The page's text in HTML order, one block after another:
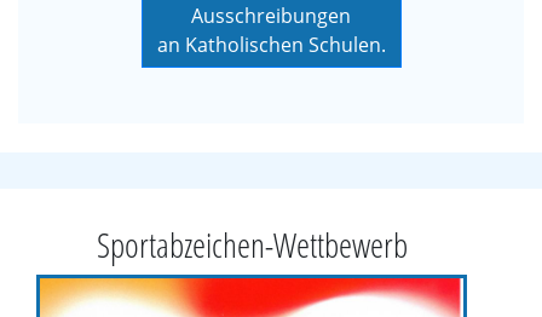
Ausschreibungen
an Katholischen Schulen.
Sportabzeichen-Wettbewerb